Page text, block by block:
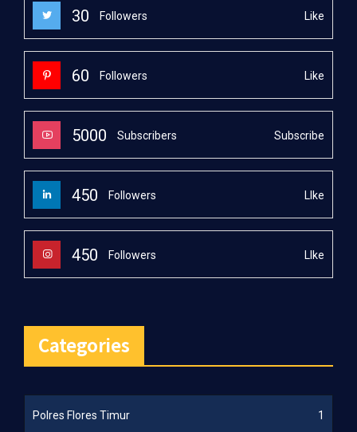
30 Followers Like
60 Followers Like
5000 Subscribers Subscribe
450 Followers LIke
450 Followers LIke
Categories
Polres Flores Timur 1